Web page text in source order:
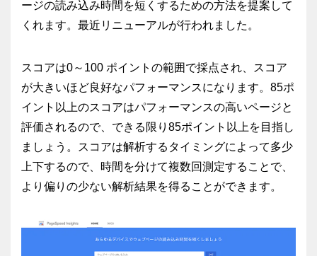
ージの読み込み時間を短くするための方法を提案して
くれます。最近リニューアルが行われました。
スコアは0～100 ポイントの範囲で採点され、スコア
が大きいほど良好なパフォーマンスになります。85ポ
イント以上のスコアはパフォーマンスの高いページと
評価されるので、できる限り85ポイント以上を目指し
ましょう。スコアは解析するタイミングによって多少
上下するので、時間を分けて複数回測定することで、
より偏りの少ない解析結果を得ることができます。